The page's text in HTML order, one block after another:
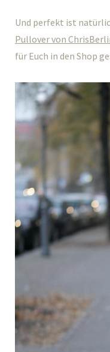
Und perfekt ist
Pullover von
für Euch in den Shop